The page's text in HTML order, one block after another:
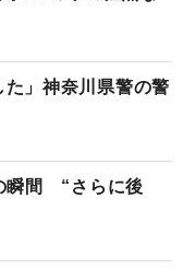
た」神奈川県警の警
瞬間 “さらに後